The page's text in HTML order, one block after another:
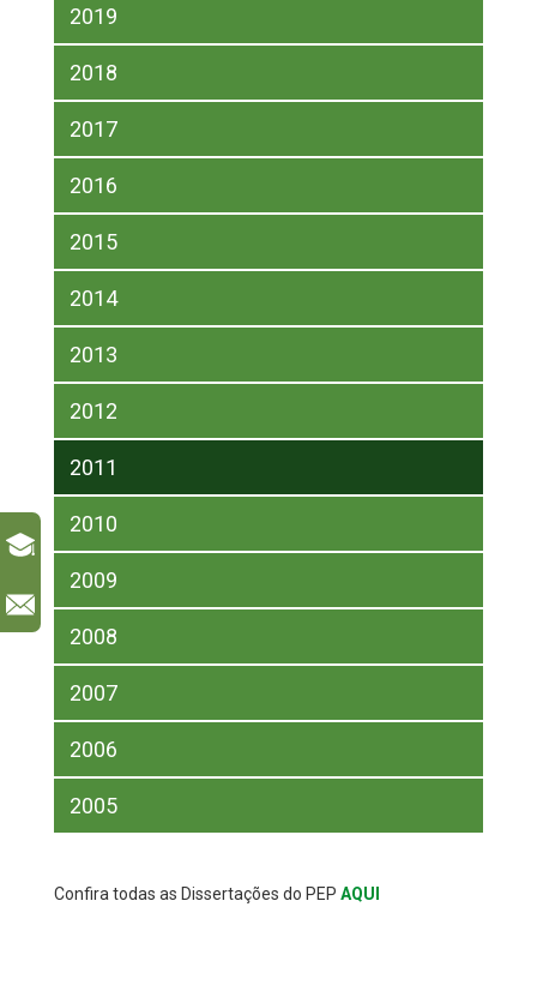
2019
2018
2017
2016
2015
2014
2013
2012
2011
2010
2009
2008
2007
2006
2005
Confira todas as Dissertações do PEP AQUI